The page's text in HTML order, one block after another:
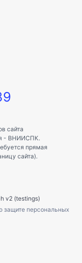
сайта
- ВНИИСПК.
прямая
сайта).
v2 (testings)
защите персональных